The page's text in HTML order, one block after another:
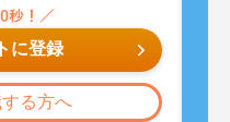
に登録
る方へ